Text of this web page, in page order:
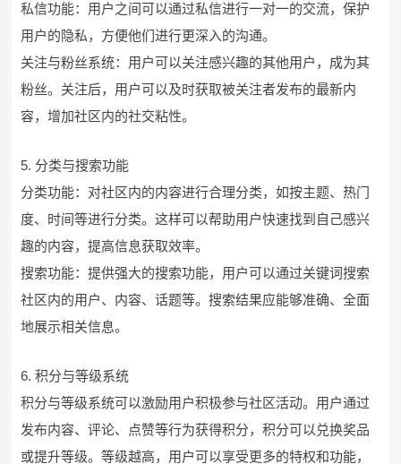
私信功能：用户之间可以通过私信进行一对一的交流，保护
用户的隐私，方便他们进行更深入的沟通。
关注与粉丝系统：用户可以关注感兴趣的其他用户，成为其
粉丝。关注后，用户可以及时获取被关注者发布的最新内
容，增加社区内的社交粘性。
5. 分类与搜索功能
分类功能：对社区内的内容进行合理分类，如按主题、热门
度、时间等进行分类。这样可以帮助用户快速找到自己感兴
趣的内容，提高信息获取效率。
搜索功能：提供强大的搜索功能，用户可以通过关键词搜索
社区内的用户、内容、话题等。搜索结果应能够准确、全面
地展示相关信息。
6. 积分与等级系统
积分与等级系统可以激励用户积极参与社区活动。用户通过
发布内容、评论、点赞等行为获得积分，积分可以兑换奖品
或提升等级。等级越高，用户可以享受更多的特权和功能，